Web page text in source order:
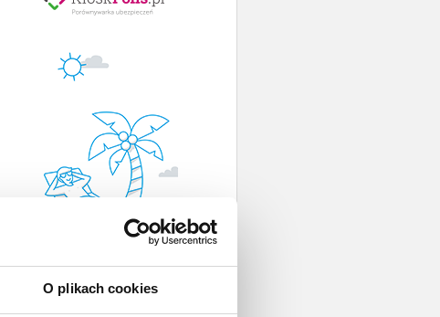
O plikach cookies